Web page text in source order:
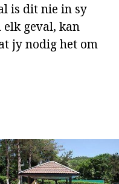
is dit nie in sy
geval, kan
jy nodig het om